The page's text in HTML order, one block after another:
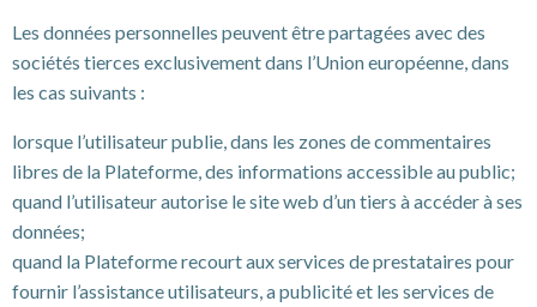
Les données personnelles peuvent être partagées avec des
sociétés tierces exclusivement dans l’Union européenne, dans
les cas suivants :
lorsque l’utilisateur publie, dans les zones de commentaires
libres de la Plateforme, des informations accessible au public;
quand l’utilisateur autorise le site web d’un tiers à accéder à ses
données;
quand la Plateforme recourt aux services de prestataires pour
fournir l’assistance utilisateurs, a publicité et les services de